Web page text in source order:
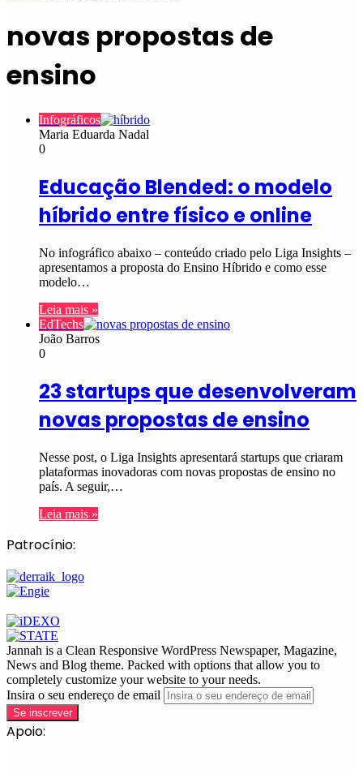
novas propostas de
ensino
Infográficos
Maria Eduarda Nadal
0
Educação Blended: o modelo
híbrido entre físico e online
No infográfico abaixo – conteúdo criado pelo Liga Insights –
apresentamos a proposta do Ensino Híbrido e como esse
modelo…
Leia mais »
EdTechs
João Barros
0
23 startups que desenvolveram
novas propostas de ensino
Nesse post, o Liga Insights apresentará startups que criaram
plataformas inovadoras com novas propostas de ensino no
país. A seguir,…
Leia mais »
Patrocínio:
Jannah is a Clean Responsive WordPress Newspaper, Magazine,
News and Blog theme. Packed with options that allow you to
completely customize your website to your needs.
Insira o seu endereço de email
Apoio: